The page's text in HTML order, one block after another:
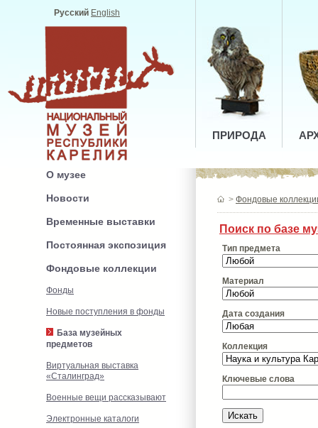
Русский English
ПРИРОДА
О музее
Новости
Временные выставки
Постоянная экспозиция
Фондовые коллекции
Фонды
Новые поступления в фонды
База музейных
предметов
Виртуальная выставка
«Сталинград»
Военные вещи рассказывают
Электронные каталоги
> Фондовые
Поиск по базе
Тип предмета
Материал
Дата создания
Коллекция
Ключевые слова